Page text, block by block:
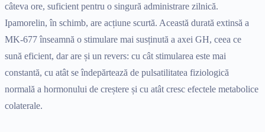
câteva ore, suficient pentru o singură administrare zilnică.
Ipamorelin, în schimb, are acțiune scurtă. Această durată extinsă a
MK-677 înseamnă o stimulare mai susținută a axei GH, ceea ce
sună eficient, dar are și un revers: cu cât stimularea este mai
constantă, cu atât se îndepărtează de pulsatilitatea fiziologică
normală a hormonului de creștere și cu atât cresc efectele metabolice
colaterale.